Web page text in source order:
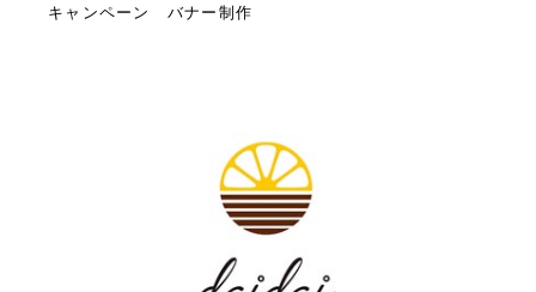
キャンペーン バナー制作